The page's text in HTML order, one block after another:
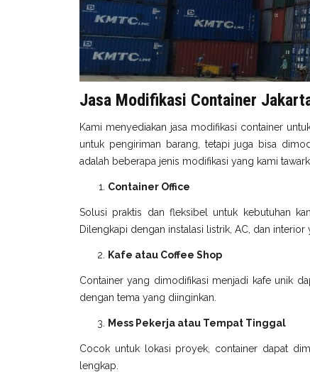
Jasa Modifikasi Container
Kami menyediakan jasa modifikasi container
untuk pengiriman barang, tetapi juga bisa
adalah beberapa jenis modifikasi yang kami
Container Office
Solusi praktis dan fleksibel untuk kebutuhan
Dilengkapi dengan instalasi listrik, AC, dan interior
Kafe atau Coffee Shop
Container yang dimodifikasi menjadi kafe unik
dengan tema yang diinginkan.
Mess Pekerja atau Tempat Tinggal
Cocok untuk lokasi proyek, container dapat
lengkap.